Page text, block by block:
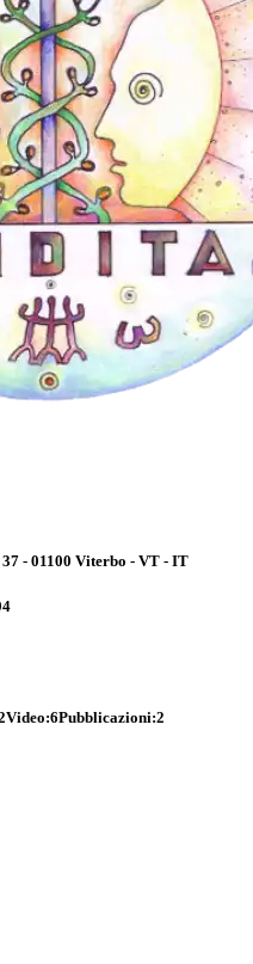
- 01100 Viterbo - VT - IT
Video:6Pubblicazioni:2